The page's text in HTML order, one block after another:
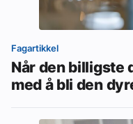
Fagartikkel
Når den billigste
med å bli den